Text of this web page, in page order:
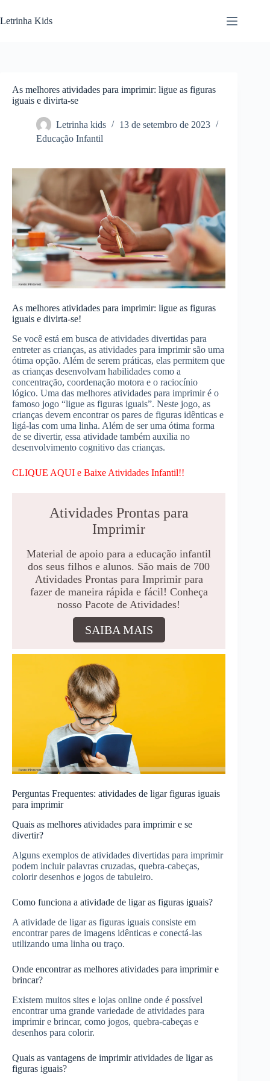
Letrinha Kids
As melhores atividades para imprimir: ligue as figuras
iguais e divirta-se
Letrinha kids
13 de setembro de 2023
Educação Infantil
As melhores atividades para imprimir: ligue as figuras
iguais e divirta-se!
Se você está em busca de atividades divertidas para
entreter as crianças, as atividades para imprimir são uma
ótima opção. Além de serem práticas, elas permitem que
as crianças desenvolvam habilidades como a
concentração, coordenação motora e o raciocínio
lógico. Uma das melhores atividades para imprimir é o
famoso jogo “ligue as figuras iguais”. Neste jogo, as
crianças devem encontrar os pares de figuras idênticas e
ligá-las com uma linha. Além de ser uma ótima forma
de se divertir, essa atividade também auxilia no
desenvolvimento cognitivo das crianças.
CLIQUE AQUI e Baixe Atividades Infantil!!
Atividades Prontas para
Imprimir
Material de apoio para a educação infantil
dos seus filhos e alunos. São mais de 700
Atividades Prontas para Imprimir para
fazer de maneira rápida e fácil! Conheça
nosso Pacote de Atividades!
SAIBA MAIS
Perguntas Frequentes: atividades de ligar figuras iguais
para imprimir
Quais as melhores atividades para imprimir e se
divertir?
Alguns exemplos de atividades divertidas para imprimir
podem incluir palavras cruzadas, quebra-cabeças,
colorir desenhos e jogos de tabuleiro.
Como funciona a atividade de ligar as figuras iguais?
A atividade de ligar as figuras iguais consiste em
encontrar pares de imagens idênticas e conectá-las
utilizando uma linha ou traço.
Onde encontrar as melhores atividades para imprimir e
brincar?
Existem muitos sites e lojas online onde é possível
encontrar uma grande variedade de atividades para
imprimir e brincar, como jogos, quebra-cabeças e
desenhos para colorir.
Quais as vantagens de imprimir atividades de ligar as
figuras iguais?